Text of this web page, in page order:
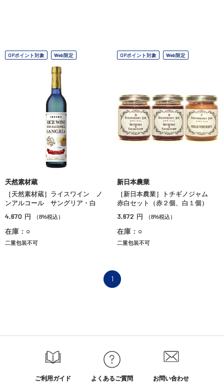
OPポイント対象 Web限定
天然素材蔵
［天然素材蔵］ライスワイン ノ
ンアルコール サングリア・白
4,670 円 （8%税込）
在庫：○
二重包装不可
OPポイント対象 Web限定
新日本農業
［新日本農業］トチギノジャム
赤白セット（赤２個、白１個）
3,672 円 （8%税込）
在庫：○
二重包装不可
1
ご利用ガイド よくあるご質問 お問い合わせ